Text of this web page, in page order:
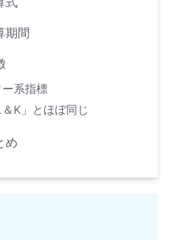
期間
系指標
＆K」とほぼ同じ
め